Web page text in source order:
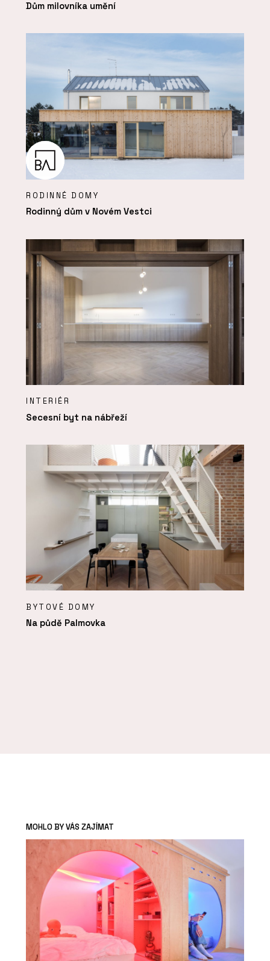
Dům milovníka umění
RODINNÉ DOMY
Rodinný dům v Novém Vestci
INTERIÉR
Secesní byt na nábřeží
BYTOVÉ DOMY
Na půdě Palmovka
MOHLO BY VÁS ZAJÍMAT